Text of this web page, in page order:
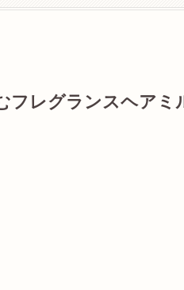
フレグランスヘアミ